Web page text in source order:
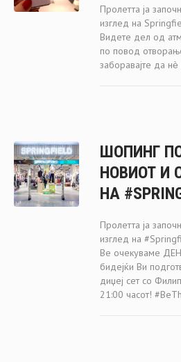
Пролетта ја
изглед на
Видете дел од
по повод
заборавајте да
ШОПИНГ
НОВИОТ И
НА
Пролетта ја
изглед на
Ве очекуваме
бидејќи Ви
диџеј сет со
21:00 часот!